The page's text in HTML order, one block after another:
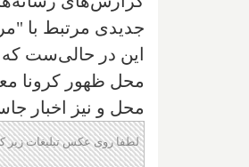
جدیدی مرتبط با
این در حالی‌ست که
محل ظهور کرونا
محل و نیز اخبار
لطفا روی عکس تبلیغات زیر